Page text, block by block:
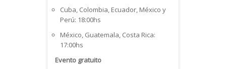
Cuba, Colombia, Ecuador, México y
Perú: 18:00hs
México, Guatemala, Costa Rica:
17:00hs
Evento gratuito